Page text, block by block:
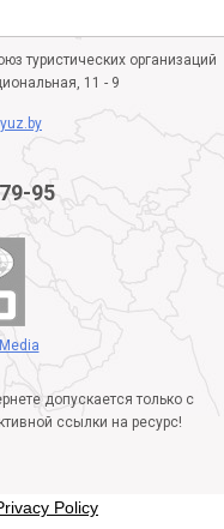
туристических организаций
11 - 9
95
допускается только с
ссылки на ресурс!
Policy